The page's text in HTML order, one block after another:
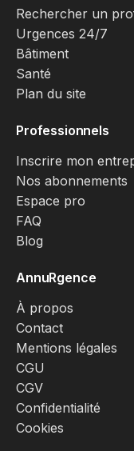
Rechercher un
Urgences 24/7
Bâtiment
Santé
Plan du site
Professionnels
Inscrire mon
Nos abonnements
Espace pro
FAQ
Blog
AnnuRgence
À propos
Contact
Mentions légales
CGU
CGV
Confidentialité
Cookies